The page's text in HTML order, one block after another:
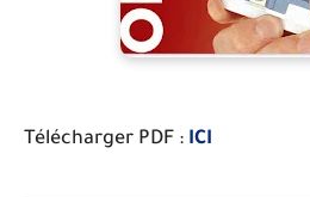
Télécharger PDF : ICI